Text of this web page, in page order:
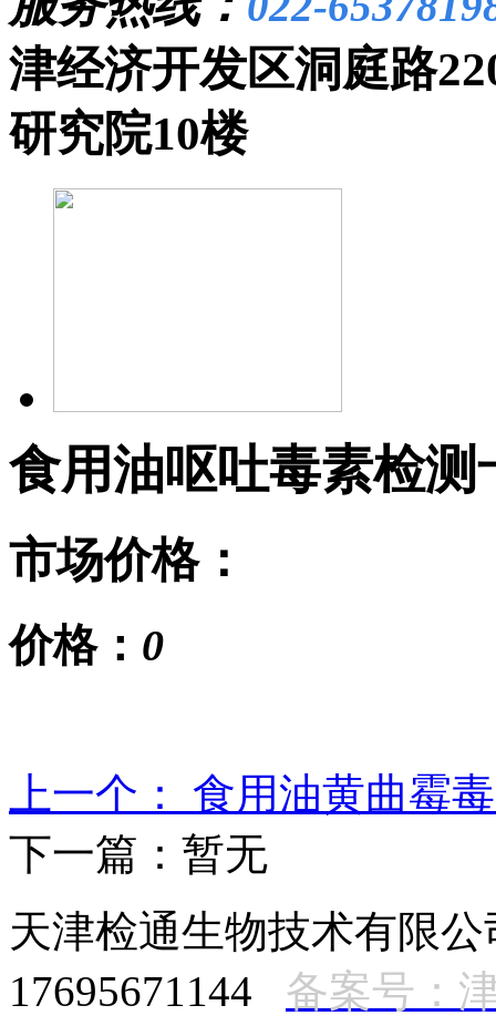
津经济开发区洞庭路
研究院10楼
食用油呕吐毒素检测
市场价格：
价格： 0
上一个： 食用油黄曲霉
下一篇：暂无
天津检通生物技术有
17695671144 备案号：